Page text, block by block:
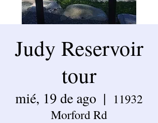
Judy Reservoir
tour
mié, 19 de ago
  |
11932
Morford Rd